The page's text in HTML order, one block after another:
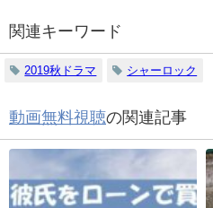
関連キーワード
2019秋ドラマ シャーロック
動画無料視聴の関連記事